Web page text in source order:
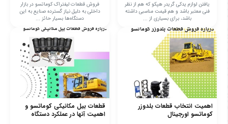
یافتن لوازم یدکی گریدر هپکو که هم از نظر
فنی معتبر باشد و هم قیمت مناسبی داشته
باشد، برای بسیاری از ...
فروش قطعات لیفتراک کوماتسو در بازار
داخلی به دلیل نیاز گسترده صنایع به این
دستگاه‌ها بسیار حائز ...
اهمیت انتخاب قطعات بلدوزر
کوماتسو اورجینال
قطعات بیل مکانیکی کوماتسو و
اهمیت آنها در عملکرد دستگاه